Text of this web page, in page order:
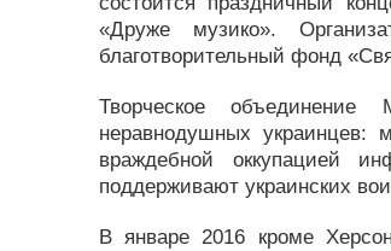
«Друже музико».
благотворительный фонд
Творческое
неравнодушных украинцев:
враждебной оккупацией
поддерживают украинских
В январе 2016 кроме